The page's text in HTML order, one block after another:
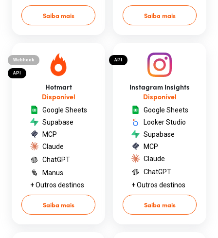
Saiba mais Saiba mais
Webhook
API
Hotmart
Disponível
Google Sheets
Supabase
MCP
Claude
ChatGPT
Manus
+ Outros destinos
Saiba mais
API
Instagram Insights
Disponível
Google Sheets
Looker Studio
Supabase
MCP
Claude
ChatGPT
+ Outros destinos
Saiba mais